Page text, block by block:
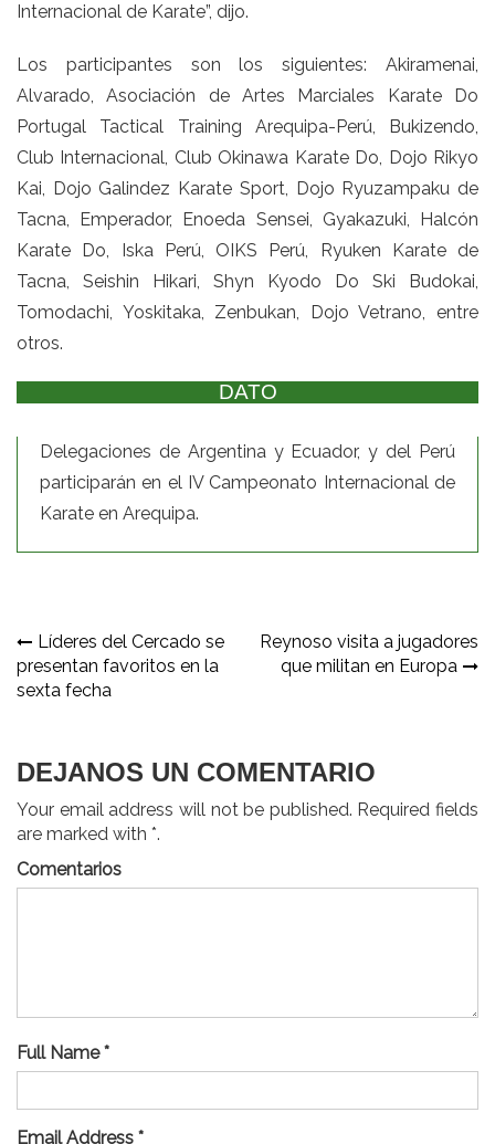
Internacional de Karate”, dijo.
Los participantes son los siguientes: Akiramenai,
Alvarado, Asociación de Artes Marciales Karate Do
Portugal Tactical Training Arequipa-Perú, Bukizendo,
Club Internacional, Club Okinawa Karate Do, Dojo Rikyo
Kai, Dojo Galindez Karate Sport, Dojo Ryuzampaku de
Tacna, Emperador, Enoeda Sensei, Gyakazuki, Halcón
Karate Do, Iska Perú, OIKS Perú, Ryuken Karate de
Tacna, Seishin Hikari, Shyn Kyodo Do Ski Budokai,
Tomodachi, Yoskitaka, Zenbukan, Dojo Vetrano, entre
otros.
DATO
Delegaciones de Argentina y Ecuador, y del Perú
participarán en el IV Campeonato Internacional de
Karate en Arequipa.
Navegación
de
Líderes del Cercado se
presentan favoritos en la
sexta fecha
Reynoso visita a jugadores
que militan en Europa
DEJANOS UN COMENTARIO
Your email address will not be published. Required fields
are marked with *.
Comentarios
Full Name *
Email Address *